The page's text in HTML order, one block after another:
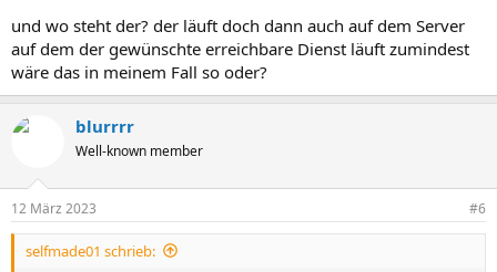
und wo steht der? der läuft doch dann auch auf dem Server
auf dem der gewünschte erreichbare Dienst läuft zumindest
wäre das in meinem Fall so oder?
blurrrr
Well-known member
12 März 2023 #6
selfmade01 schrieb: